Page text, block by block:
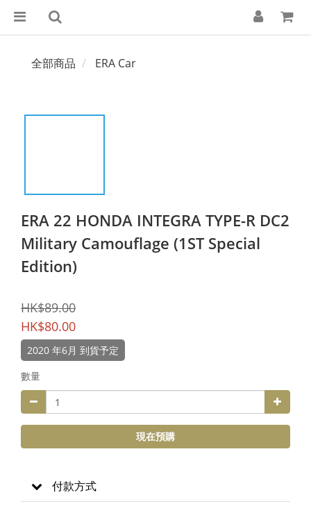
全部商品 ERA Car
ERA 22 HONDA INTEGRA TYPE-R DC2
Military Camouflage (1ST Special
Edition)
HK$89.00
HK$80.00
2020 年6月 到貨予定
數量
現在預購
付款方式